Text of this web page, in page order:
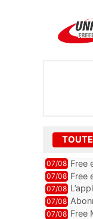
07/08 Free
07/08 Free
07/08
07/08
07/08 Free